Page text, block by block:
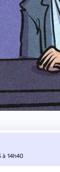
à 14h40